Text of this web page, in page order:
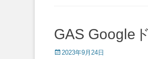
GAS Google
Posted
2023年9月24日